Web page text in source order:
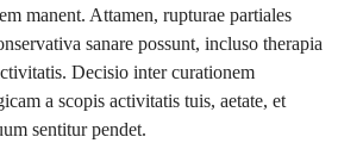
manent. Attamen, rupturae partiales
sanare possunt, incluso therapia
Decisio inter curationem
a scopis activitatis tuis, aetate, et
sentitur pendet.